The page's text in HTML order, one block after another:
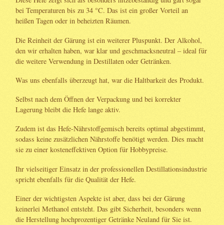
bei Temperaturen bis zu 34 °C. Das ist ein großer Vorteil an
heißen Tagen oder in beheizten Räumen.
Die Reinheit der Gärung ist ein weiterer Pluspunkt. Der Alkohol,
den wir erhalten haben, war klar und geschmacksneutral – ideal für
die weitere Verwendung in Destillaten oder Getränken.
Was uns ebenfalls überzeugt hat, war die Haltbarkeit des Produkt.
Selbst nach dem Öffnen der Verpackung und bei korrekter
Lagerung bleibt die Hefe lange aktiv.
Zudem ist das Hefe-Nährstoffgemisch bereits optimal abgestimmt,
sodass keine zusätzlichen Nährstoffe benötigt werden. Dies macht
sie zu einer kosteneffektiven Option für Hobbypreise.
Ihr vielseitiger Einsatz in der professionellen Destillationsindustrie
spricht ebenfalls für die Qualität der Hefe.
Einer der wichtigsten Aspekte ist aber, dass bei der Gärung
keinerlei Methanol entsteht. Das gibt Sicherheit, besonders wenn
die Herstellung hochprozentiger Getränke Neuland für Sie ist.